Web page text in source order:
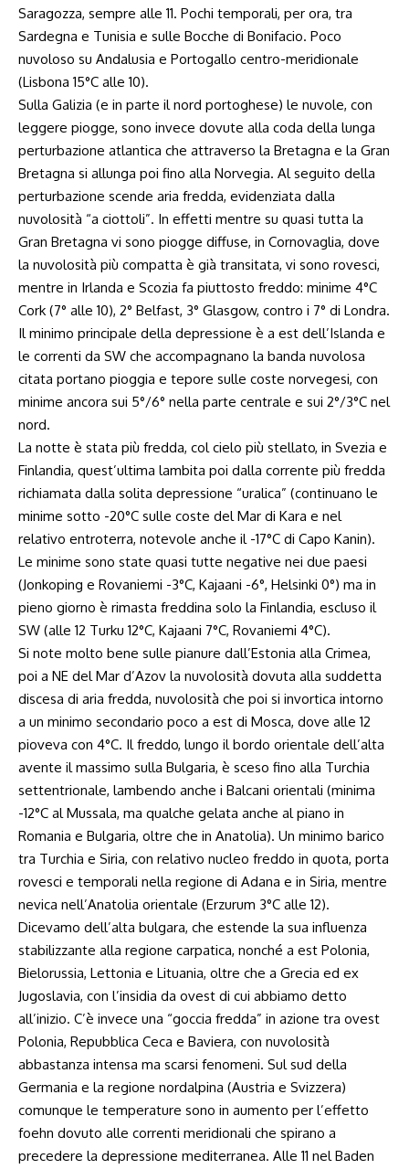
Saragozza, sempre alle 11. Pochi temporali, per ora, tra
Sardegna e Tunisia e sulle Bocche di Bonifacio. Poco
nuvoloso su Andalusia e Portogallo centro-meridionale
(Lisbona 15°C alle 10).
Sulla Galizia (e in parte il nord portoghese) le nuvole, con
leggere piogge, sono invece dovute alla coda della lunga
perturbazione atlantica che attraverso la Bretagna e la Gran
Bretagna si allunga poi fino alla Norvegia. Al seguito della
perturbazione scende aria fredda, evidenziata dalla
nuvolosità “a ciottoli”. In effetti mentre su quasi tutta la
Gran Bretagna vi sono piogge diffuse, in Cornovaglia, dove
la nuvolosità più compatta è già transitata, vi sono rovesci,
mentre in Irlanda e Scozia fa piuttosto freddo: minime 4°C
Cork (7° alle 10), 2° Belfast, 3° Glasgow, contro i 7° di Londra.
Il minimo principale della depressione è a est dell’Islanda e
le correnti da SW che accompagnano la banda nuvolosa
citata portano pioggia e tepore sulle coste norvegesi, con
minime ancora sui 5°/6° nella parte centrale e sui 2°/3°C nel
nord.
La notte è stata più fredda, col cielo più stellato, in Svezia e
Finlandia, quest’ultima lambita poi dalla corrente più fredda
richiamata dalla solita depressione “uralica” (continuano le
minime sotto -20°C sulle coste del Mar di Kara e nel
relativo entroterra, notevole anche il -17°C di Capo Kanin).
Le minime sono state quasi tutte negative nei due paesi
(Jonkoping e Rovaniemi -3°C, Kajaani -6°, Helsinki 0°) ma in
pieno giorno è rimasta freddina solo la Finlandia, escluso il
SW (alle 12 Turku 12°C, Kajaani 7°C, Rovaniemi 4°C).
Si note molto bene sulle pianure dall’Estonia alla Crimea,
poi a NE del Mar d’Azov la nuvolosità dovuta alla suddetta
discesa di aria fredda, nuvolosità che poi si invortica intorno
a un minimo secondario poco a est di Mosca, dove alle 12
pioveva con 4°C. Il freddo, lungo il bordo orientale dell’alta
avente il massimo sulla Bulgaria, è sceso fino alla Turchia
settentrionale, lambendo anche i Balcani orientali (minima
-12°C al Mussala, ma qualche gelata anche al piano in
Romania e Bulgaria, oltre che in Anatolia). Un minimo barico
tra Turchia e Siria, con relativo nucleo freddo in quota, porta
rovesci e temporali nella regione di Adana e in Siria, mentre
nevica nell’Anatolia orientale (Erzurum 3°C alle 12).
Dicevamo dell’alta bulgara, che estende la sua influenza
stabilizzante alla regione carpatica, nonché a est Polonia,
Bielorussia, Lettonia e Lituania, oltre che a Grecia ed ex
Jugoslavia, con l’insidia da ovest di cui abbiamo detto
all’inizio. C’è invece una “goccia fredda” in azione tra ovest
Polonia, Repubblica Ceca e Baviera, con nuvolosità
abbastanza intensa ma scarsi fenomeni. Sul sud della
Germania e la regione nordalpina (Austria e Svizzera)
comunque le temperature sono in aumento per l’effetto
foehn dovuto alle correnti meridionali che spirano a
precedere la depressione mediterranea. Alle 11 nel Baden